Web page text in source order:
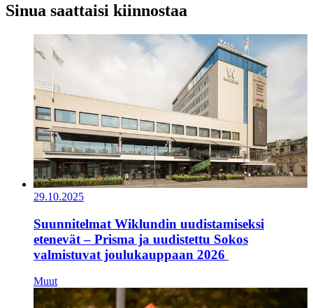
Sinua saattaisi kiinnostaa
29.10.2025
Suunnitelmat Wiklundin uudistamiseksi
etenevät – Prisma ja uudistettu Sokos
valmistuvat joulukauppaan 2026
Muut